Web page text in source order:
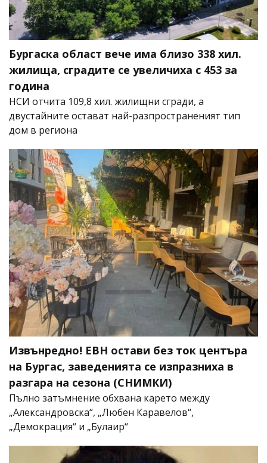
Бургаска област вече има близо 338 хил.
жилища, сградите се увеличиха с 453 за
година
НСИ отчита 109,8 хил. жилищни сгради, а
двустайните остават най-разпространеният тип
дом в региона
Извънредно! ЕВН остави без ток центъра
на Бургас, заведенията се изпразниха в
разгара на сезона (СНИМКИ)
Пълно затъмнение обхвана карето между
„Александровска“, „Любен Каравелов“,
„Демокрация“ и „Булаир“